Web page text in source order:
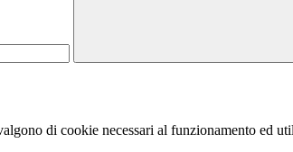
di cookie necessari al funzionamento ed